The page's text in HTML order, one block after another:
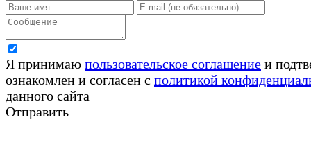
Я принимаю пользовательское соглашение и
ознакомлен и согласен с политикой
данного сайта
Отправить